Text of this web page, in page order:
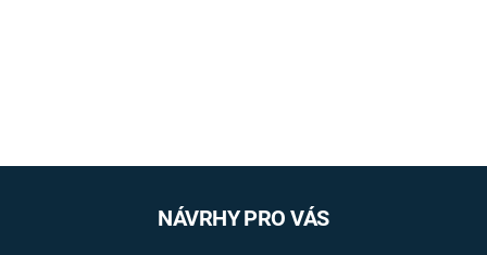
NÁVRHY PRO VÁS